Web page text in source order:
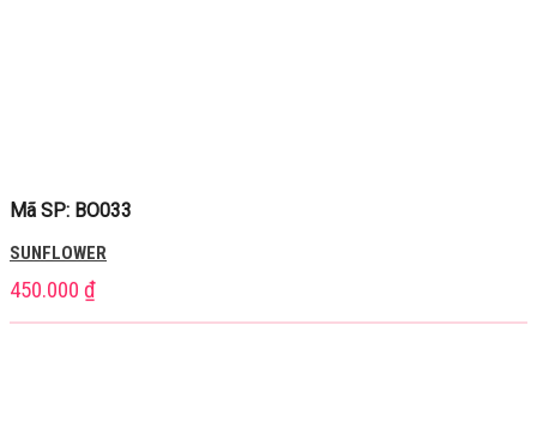
Mã SP: BO033
SUNFLOWER
450.000 ₫